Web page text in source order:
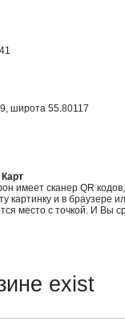
широта 55.80117
имеет сканер QR
картинку и в браузере
место с точкой. И Вы
exist